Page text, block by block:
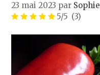
23 mai 2023 par Sophie
5/5 (3)